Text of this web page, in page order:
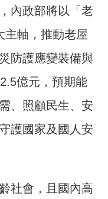
內政部將以「老
主軸，推動老屋
防護應變裝備與
億元，預期能
、照顧民生、安
護國家及國人安
社會，且國內高